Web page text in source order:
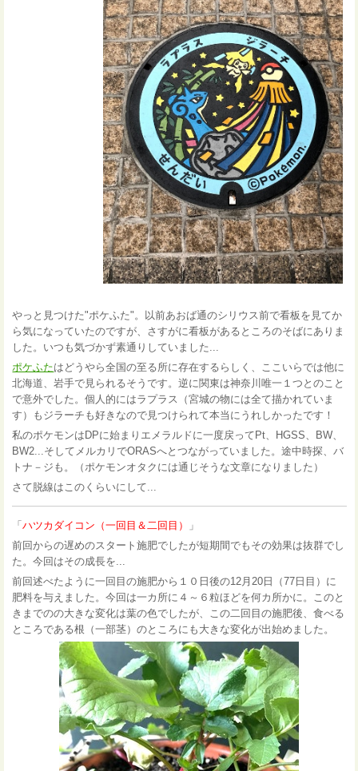
やっと見つけた"ポケふた"。以前あおば通のシリウス前で看板を見てか
ら気になっていたのですが、さすがに看板があるところのそばにありま
した。いつも気づかず素通りしていました...
ポケふたはどうやら全国の至る所に存在するらしく、ここいらでは他に
北海道、岩手で見られるそうです。逆に関東は神奈川唯一１つとのこと
で意外でした。個人的にはラプラス（宮城の物には全て描かれていま
す）もジラーチも好きなので見つけられて本当にうれしかったです！
私のポケモンはDPに始まりエメラルドに一度戻ってPt、HGSS、BW、
BW2...そしてメルカリでORASへとつながっていました。途中時探、バ
トナ－ジも。（ポケモンオタクには通じそうな文章になりました）
さて脱線はこのくらいにして...
「ハツカダイコン（一回目＆二回目）
」
前回からの遅めのスタート施肥でしたが短期間でもその効果は抜群でし
た。今回はその成長を...
前回述べたように一回目の施肥から１０日後の12月20日（77日目）に
肥料を与えました。今回は一カ所に４～６粒ほどを何カ所かに。このと
きまでのの大きな変化は葉の色でしたが、この二回目の施肥後、食べる
ところである根（一部茎）のところにも大きな変化が出始めました。